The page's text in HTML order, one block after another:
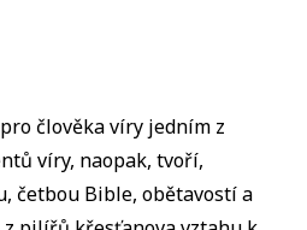
člověka víry jedním z
víry, naopak, tvoří,
četbou Bible, obětavostí a